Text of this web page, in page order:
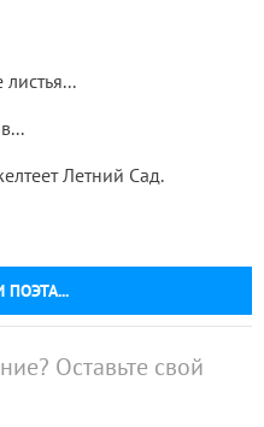
ПОЭТА...
Летний Сад.
Оставьте свой